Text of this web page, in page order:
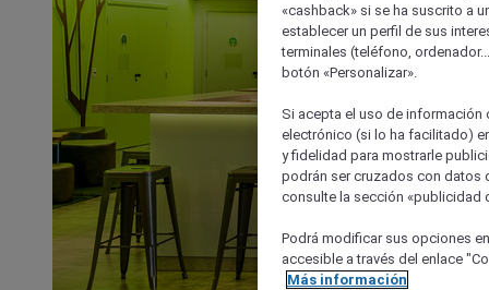
«cashback» si se ha suscrito a
establecer un perfil de sus
terminales (teléfono,
botón «Personalizar».
Si acepta el uso de
electrónico (si lo ha facilitado)
y fidelidad para mostrarle
podrán ser cruzados con datos
consulte la sección «publicidad
Podrá modificar sus opciones
accesible a través del enlace
Más información